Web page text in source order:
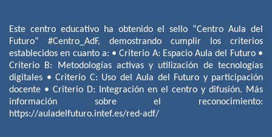
Este centro educativo ha obtenido el sello “Centro Aula del
Futuro” #Centro_AdF, demostrando cumplir los criterios
establecidos en cuanto a: • Criterio A: Espacio Aula del Futuro •
Criterio B: Metodologías activas y utilización de tecnologías
digitales • Criterio C: Uso del Aula del Futuro y participación
docente • Criterio D: Integración en el centro y difusión. Más
información sobre el reconocimiento:
https://auladelfuturo.intef.es/red-adf/